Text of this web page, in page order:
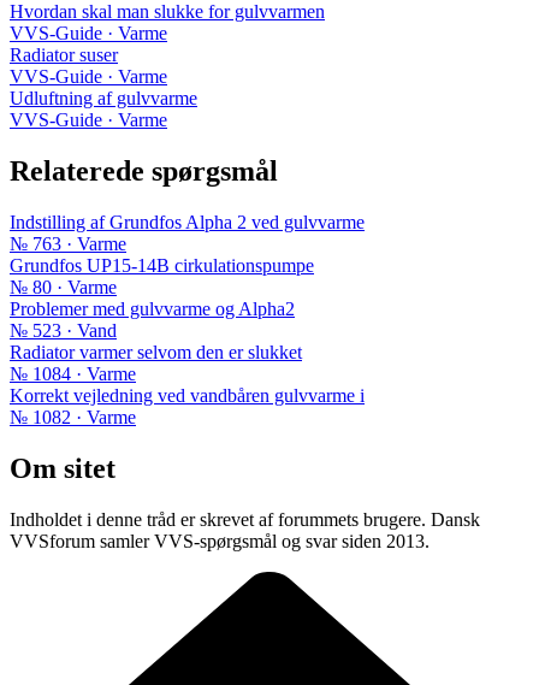
Hvordan skal man slukke for gulvvarmen
VVS-Guide · Varme
Radiator suser
VVS-Guide · Varme
Udluftning af gulvvarme
VVS-Guide · Varme
Relaterede spørgsmål
Indstilling af Grundfos Alpha 2 ved gulvvarme
№ 763 · Varme
Grundfos UP15-14B cirkulationspumpe
№ 80 · Varme
Problemer med gulvvarme og Alpha2
№ 523 · Vand
Radiator varmer selvom den er slukket
№ 1084 · Varme
Korrekt vejledning ved vandbåren gulvvarme i
№ 1082 · Varme
Om sitet
Indholdet i denne tråd er skrevet af forummets brugere. Dansk
VVSforum samler VVS-spørgsmål og svar siden 2013.